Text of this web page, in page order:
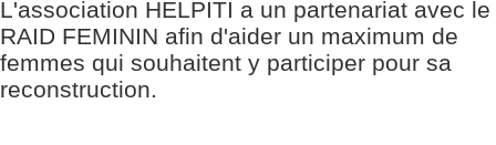
L'association HELPITI a un partenariat avec le
RAID FEMININ afin d'aider un maximum de
femmes qui souhaitent y participer pour sa
reconstruction.